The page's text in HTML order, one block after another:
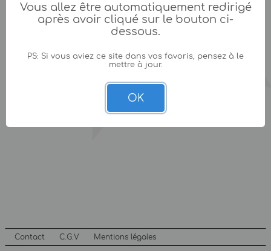
Contact C.G.V Mentions légales
Vous allez être automatiquement redirigé
après avoir cliqué sur le bouton ci-
dessous.
PS: Si vous aviez ce site dans vos favoris, pensez à le
mettre à jour.
OK